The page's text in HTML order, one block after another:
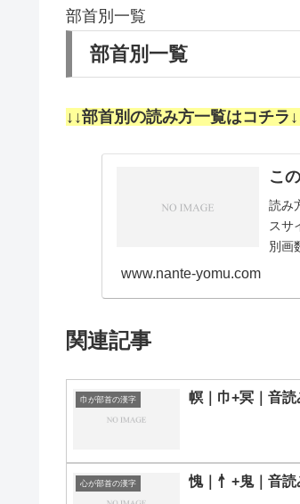
部首別一覧
部首別一覧
↓↓部首別の読み方一覧はコチラ
こ
読み
スサ
別画
www.nante-yomu.com
関連記事
巾が部首の漢字 幎｜巾+冥｜音
心が部首の漢字 愧｜忄+鬼｜音